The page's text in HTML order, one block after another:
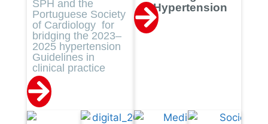
SPH and the
Portuguese Society
of Cardiology for
bridging the 2023–
2025 hypertension
Guidelines in
clinical practice
of Hypertension